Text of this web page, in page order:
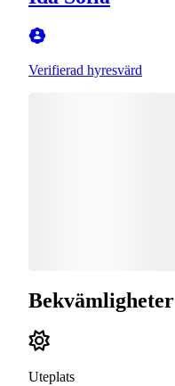
Verifierad hyresvärd
Bekvämligheter
Uteplats